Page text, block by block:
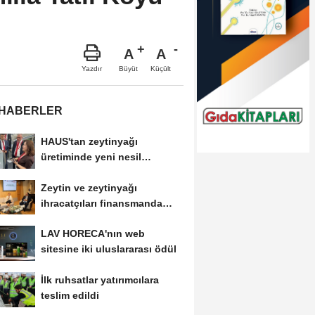
Yazdır
A
Büyüt
A
Küçült
HAUS'tan zeytinyağı
üretiminde yeni nesil
Zeytin ve zeytinyağı
ihracatçıları finansmanda
LAV HORECA'nın web
sitesine iki uluslararası ödül
İlk ruhsatlar yatırımcılara
teslim edildi